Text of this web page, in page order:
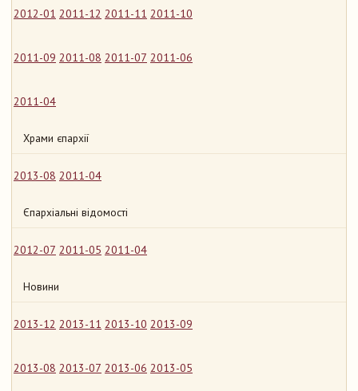
2012-01 2011-12 2011-11 2011-10
2011-09 2011-08 2011-07 2011-06
2011-04
Храми єпархії
2013-08 2011-04
Єпархіальні відомості
2012-07 2011-05 2011-04
Новини
2013-12 2013-11 2013-10 2013-09
2013-08 2013-07 2013-06 2013-05